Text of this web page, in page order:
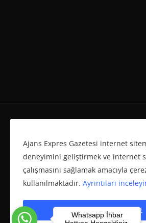
Ajans Expres Gazetesi
Eserleri Kanunu'na %100 uygun
yeniden yayımı ve herhangi bir
politikasına bağlı olarak önceden
Ajans Expres Gazetesi internet
deneyimini geliştirmek ve internet
çalışmasını sağlamak amacıyla
kullanılmaktadır. Ayrıntıları
Çerezleri kabul et
Whatsapp İhbar